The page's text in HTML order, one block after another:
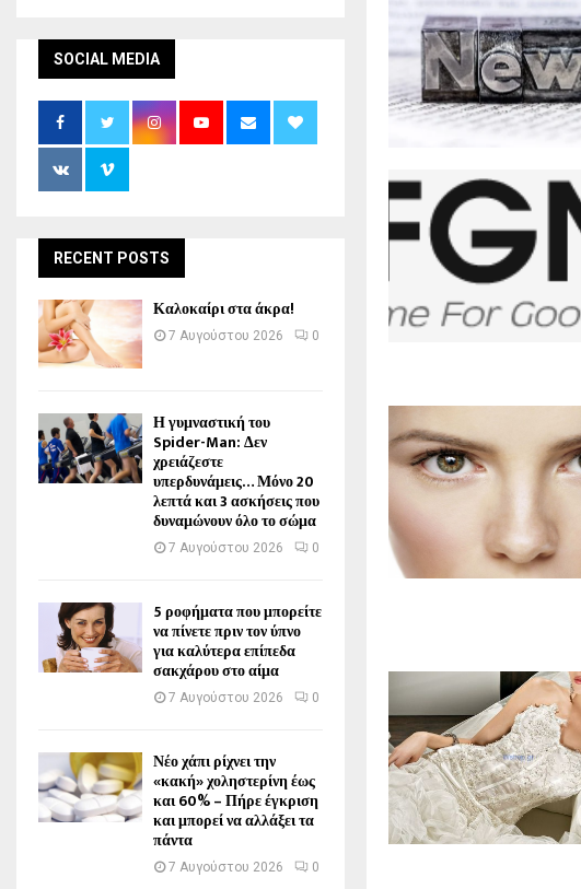
SOCIAL MEDIA
RECENT POSTS
Καλοκαίρι στα άκρα!
7 Αυγούστου 2026 0
Η γυμναστική του
Spider-Man: Δεν
χρειάζεστε
υπερδυνάμεις… Μόνο 20
λεπτά και 3 ασκήσεις που
δυναμώνουν όλο το σώμα
7 Αυγούστου 2026 0
5 ροφήματα που μπορείτε
να πίνετε πριν τον ύπνο
για καλύτερα επίπεδα
σακχάρου στο αίμα
7 Αυγούστου 2026 0
Νέο χάπι ρίχνει την
«κακή» χοληστερίνη έως
και 60% – Πήρε έγκριση
και μπορεί να αλλάξει τα
πάντα
7 Αυγούστου 2026 0